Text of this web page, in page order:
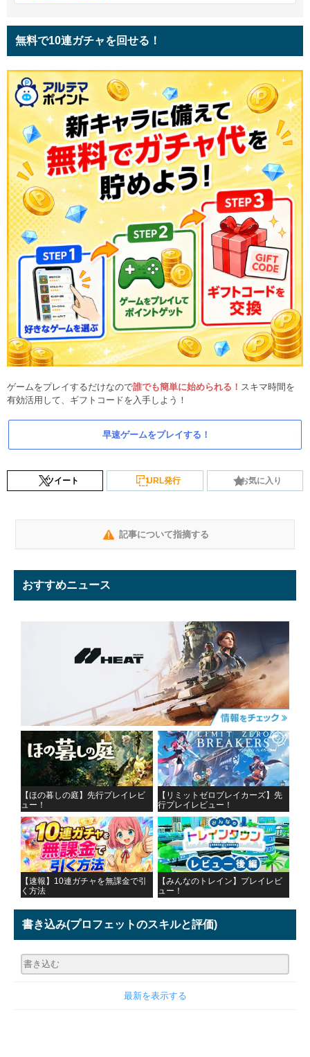
無料で10連ガチャを回せる！
ゲームをプレイするだけなので誰でも簡単に始められる！ スキマ時間を
有効活用して、ギフトコードを入手しよう！
早速ゲームをプレイする！
ツイート URL発行 お気に入り
記事について指摘する
おすすめニュース
【ほの暮しの庭】先行プレイレビ
ュー！
【リミットゼロブレイカーズ】先
行プレイレビュー！
【速報】10連ガチャを無課金で引
く方法
【みんなのトレイン】プレイレビ
ュー！
書き込み(プロフェットのスキルと評価)
最新を表示する